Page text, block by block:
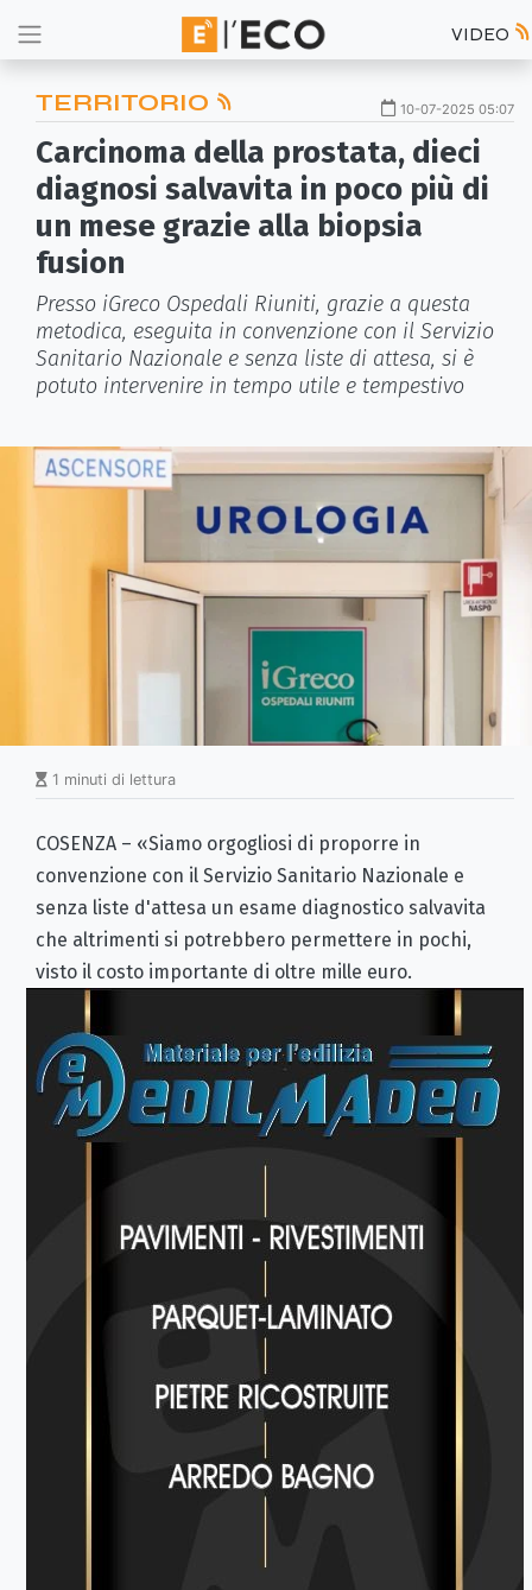
VIDEO
TERRITORIO 10-07-2025 05:07
Carcinoma della prostata, dieci
diagnosi salvavita in poco più di
un mese grazie alla biopsia
fusion
Presso iGreco Ospedali Riuniti, grazie a questa
metodica, eseguita in convenzione con il Servizio
Sanitario Nazionale e senza liste di attesa, si è
potuto intervenire in tempo utile e tempestivo
1 minuti di lettura
COSENZA – «Siamo orgogliosi di proporre in
convenzione con il Servizio Sanitario Nazionale e
senza liste d'attesa un esame diagnostico salvavita
che altrimenti si potrebbero permettere in pochi,
visto il costo importante di oltre mille euro.